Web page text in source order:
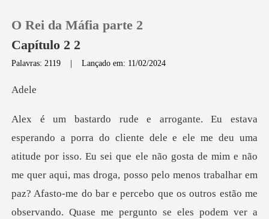
Loja
Histórico
Sair
O Rei da Máfia parte 2
Capítulo 2 2
Palavras: 2119 |Lançado em: 11/02/2024
d
s droga, posso pelo menos trabalhar em
paz? Afasto-me do bar e percebo que os outros estão me
observando. Quase me pergunto se eles podem ver a